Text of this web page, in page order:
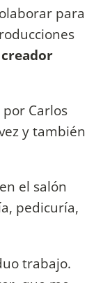
para
Carlos
y también
en el salón
pedicuría,
trabajo.